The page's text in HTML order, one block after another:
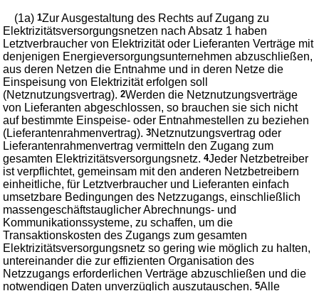
(1a)1Zur Ausgestaltung des Rechts auf Zugang zu
Elektrizitätsversorgungsnetzen nach Absatz 1 haben
Letztverbraucher von Elektrizität oder Lieferanten Verträge mit
denjenigen Energieversorgungsunternehmen abzuschließen,
aus deren Netzen die Entnahme und in deren Netze die
Einspeisung von Elektrizität erfolgen soll
(Netznutzungsvertrag).2Werden die Netznutzungsverträge
von Lieferanten abgeschlossen, so brauchen sie sich nicht
auf bestimmte Einspeise- oder Entnahmestellen zu beziehen
(Lieferantenrahmenvertrag).3Netznutzungsvertrag oder
Lieferantenrahmenvertrag vermitteln den Zugang zum
gesamten Elektrizitätsversorgungsnetz.4Jeder Netzbetreiber
ist verpflichtet, gemeinsam mit den anderen Netzbetreibern
einheitliche, für Letztverbraucher und Lieferanten einfach
umsetzbare Bedingungen des Netzzugangs, einschließlich
massengeschäftstauglicher Abrechnungs- und
Kommunikationssysteme, zu schaffen, um die
Transaktionskosten des Zugangs zum gesamten
Elektrizitätsversorgungsnetz so gering wie möglich zu halten,
untereinander die zur effizienten Organisation des
Netzzugangs erforderlichen Verträge abzuschließen und die
notwendigen Daten unverzüglich auszutauschen.5Alle